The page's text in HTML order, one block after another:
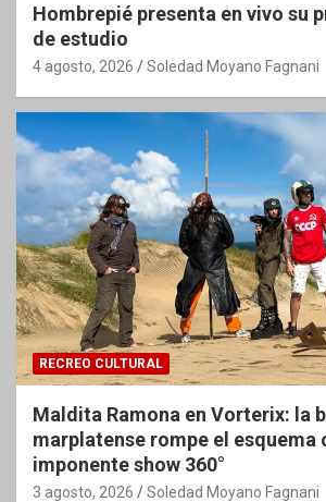
Hombrepié presenta en vivo su
de estudio
4 agosto, 2026 Soledad Moyano Fagnani
RECREO CULTURAL
Maldita Ramona en Vorterix: la
marplatense rompe el esquema
imponente show 360°
3 agosto, 2026 Soledad Moyano Fagnani